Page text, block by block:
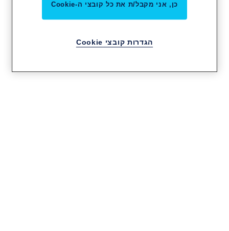
כן, אני מקבל/ת את כל קובצי ה-Cookie
הגדרות קובצי Cookie